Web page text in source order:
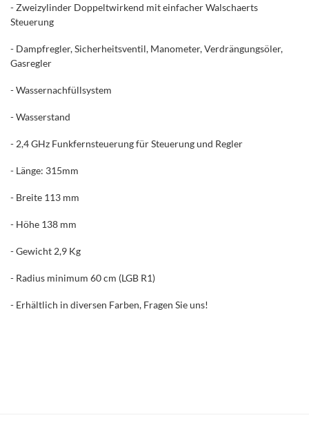
- Zweizylinder Doppeltwirkend mit einfacher Walschaerts
Steuerung
- Dampfregler, Sicherheitsventil, Manometer, Verdrängungsöler,
Gasregler
- Wassernachfüllsystem
- Wasserstand
- 2,4 GHz Funkfernsteuerung für Steuerung und Regler
- Länge: 315mm
- Breite 113 mm
- Höhe 138 mm
- Gewicht 2,9 Kg
- Radius minimum 60 cm (LGB R1)
- Erhältlich in diversen Farben, Fragen Sie uns!